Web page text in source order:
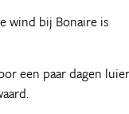
wind bij Bonaire is
een paar dagen